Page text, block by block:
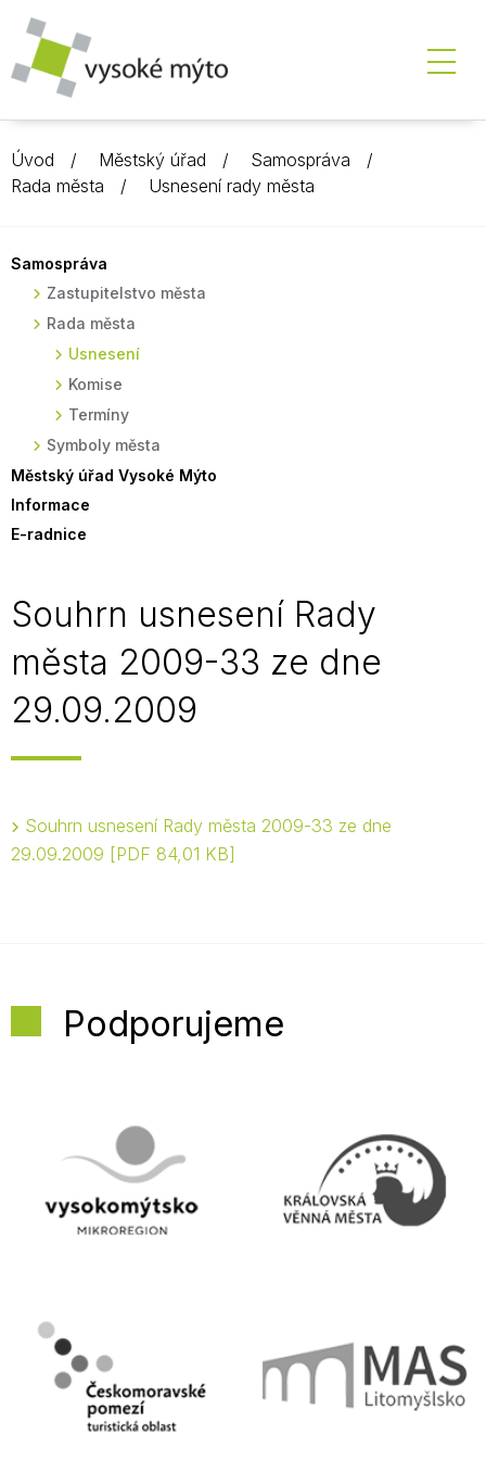
Úvod Městský úřad
Samospráva
Rada města
Usnesení rady města
Samospráva
Zastupitelstvo města
Rada města
Usnesení
Komise
Termíny
Symboly města
Městský úřad Vysoké Mýto
Informace
E-radnice
Souhrn usnesení Rady
města 2009-33 ze dne
29.09.2009
Souhrn usnesení Rady města 2009-33 ze dne
29.09.2009
PDF 84,01 KB
Podporujeme